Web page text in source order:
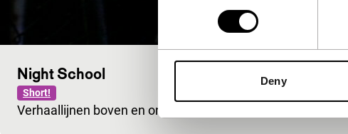
Deny
Night School
Short!
Verhaallijnen boven en onder de grond, getijden van